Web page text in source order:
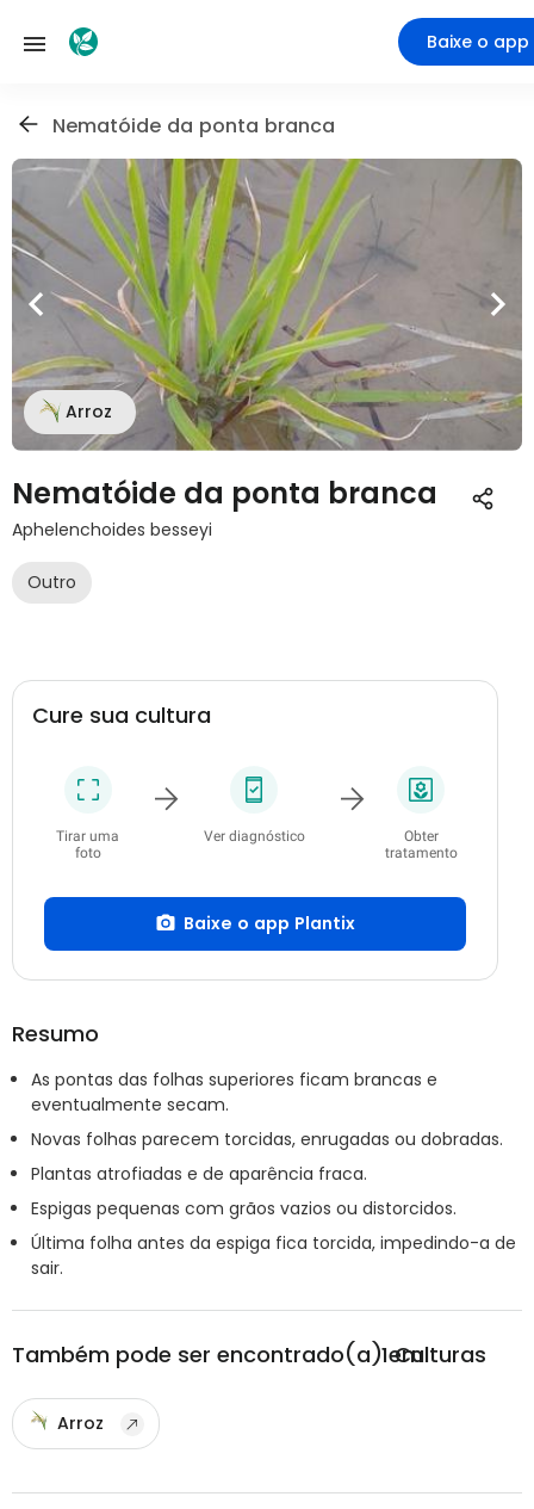
Baixe o app
Nematóide da ponta branca
Arroz
Nematóide da ponta branca
Aphelenchoides besseyi
Outro
Cure sua cultura
Tirar uma
foto
Ver diagnóstico
Obter
tratamento
Baixe o app Plantix
Resumo
As pontas das folhas superiores ficam brancas e
eventualmente secam.
Novas folhas parecem torcidas, enrugadas ou dobradas.
Plantas atrofiadas e de aparência fraca.
Espigas pequenas com grãos vazios ou distorcidos.
Última folha antes da espiga fica torcida, impedindo-a de
sair.
Também pode ser encontrado(a) em
1Culturas
Arroz